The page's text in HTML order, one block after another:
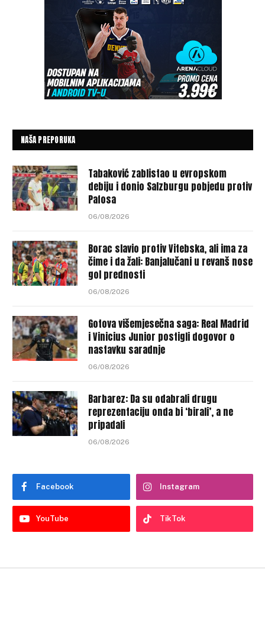
NAŠA PREPORUKA
Tabaković zablistao u evropskom
debiju i donio Salzburgu pobjedu protiv
Pafosa
06/08/2026
Borac slavio protiv Vitebska, ali ima za
čime i da žali: Banjalučani u revanš nose
gol prednosti
06/08/2026
Gotova višemjesečna saga: Real Madrid
i Vinicius Junior postigli dogovor o
nastavku saradnje
06/08/2026
Barbarez: Da su odabrali drugu
reprezentaciju onda bi ‘birali’, a ne
pripadali
06/08/2026
Facebook Instagram
YouTube TikTok